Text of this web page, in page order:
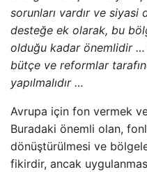
sorunları vardır ve
desteğe ek olarak, bu
olduğu kadar önemlidir
bütçe ve reformlar
yapılmalıdır …
Avrupa için fon vermek
Buradaki önemli olan,
dönüştürülmesi ve
fikirdir, ancak